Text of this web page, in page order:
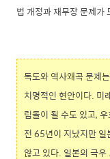
법 개정과 재무장 문제가
독도와 역사왜곡 문제
치명적인 현안이다. 미
림돌이 될 수도 있고,
전 65년이 지났지만 일
않고 있다. 일본의 극